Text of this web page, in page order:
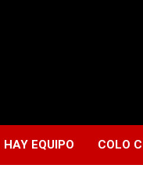
HAY EQUIPO COLO